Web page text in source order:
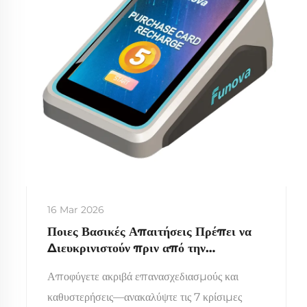
16 Mar 2026
Ποιες Βασικές Απαιτήσεις Πρέπει να
Διευκρινιστούν πριν από την
Αρκάντ
Αποφύγετε ακριβά επανασχεδιασμούς και
καθυστερήσεις—ανακαλύψτε τις 7 κρίσιμες